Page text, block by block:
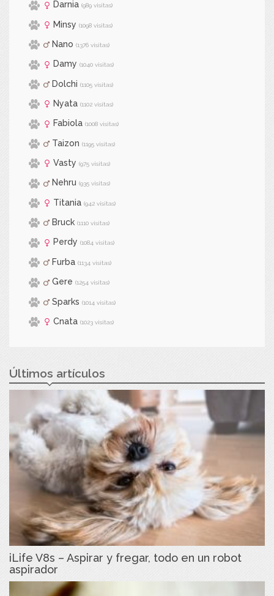
Darnia (989 visitas)
Minsy (1098 visitas)
Nano (1376 visitas)
Damy (1040 visitas)
Dolchi (1105 visitas)
Nyata (1102 visitas)
Fabiola (1008 visitas)
Taizon (1195 visitas)
Vasty (975 visitas)
Nehru (935 visitas)
Titania (942 visitas)
Bruck (1110 visitas)
Perdy (1084 visitas)
Furba (1134 visitas)
Gere (1254 visitas)
Sparks (1014 visitas)
Cnata (1023 visitas)
Últimos artículos
iLife V8s – Aspirar y fregar, todo en un robot
aspirador